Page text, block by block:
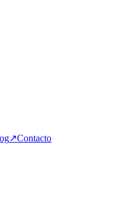
↗Contacto